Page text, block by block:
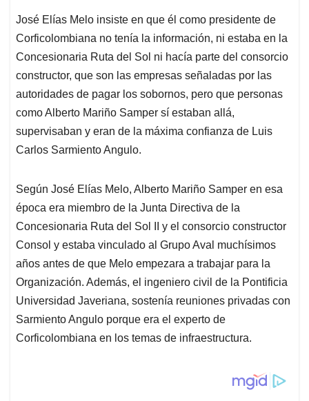
José Elías Melo insiste en que él como presidente de
Corficolombiana no tenía la información, ni estaba en la
Concesionaria Ruta del Sol ni hacía parte del consorcio
constructor, que son las empresas señaladas por las
autoridades de pagar los sobornos, pero que personas
como Alberto Mariño Samper sí estaban allá,
supervisaban y eran de la máxima confianza de Luis
Carlos Sarmiento Angulo.
Según José Elías Melo, Alberto Mariño Samper en esa
época era miembro de la Junta Directiva de la
Concesionaria Ruta del Sol II y el consorcio constructor
Consol y estaba vinculado al Grupo Aval muchísimos
años antes de que Melo empezara a trabajar para la
Organización. Además, el ingeniero civil de la Pontificia
Universidad Javeriana, sostenía reuniones privadas con
Sarmiento Angulo porque era el experto de
Corficolombiana en los temas de infraestructura.